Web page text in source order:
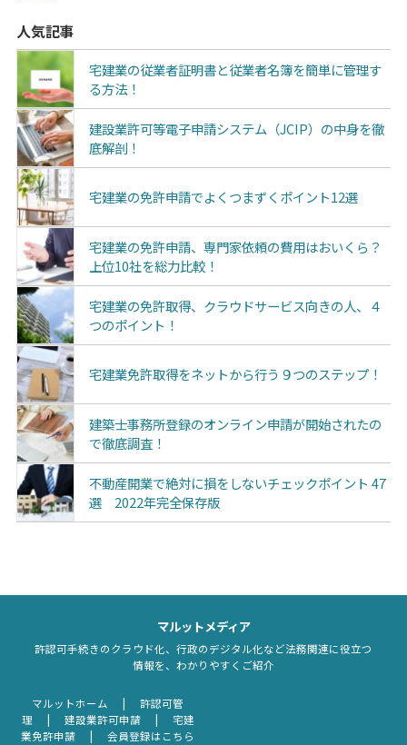
人気記事
宅建業の従業者証明書と従業者名簿を簡単に管理す
る方法！
建設業許可等電子申請システム（JCIP）の中身を徹
底解剖！
宅建業の免許申請でよくつまずくポイント12選
宅建業の免許申請、専門家依頼の費用はおいくら？
上位10社を総力比較！
宅建業の免許取得、クラウドサービス向きの人、４
つのポイント！
宅建業免許取得をネットから行う９つのステップ！
建築士事務所登録のオンライン申請が開始されたの
で徹底調査！
不動産開業で絶対に損をしないチェックポイント 47
選 2022年完全保存版
マルットメディア
許認可手続きのクラウド化、行政のデジタル化など法務関連に役立つ
情報を、わかりやすくご紹介
マルットホーム
許認可管
理
建設業許可申請
宅建
業免許申請
会員登録はこちら